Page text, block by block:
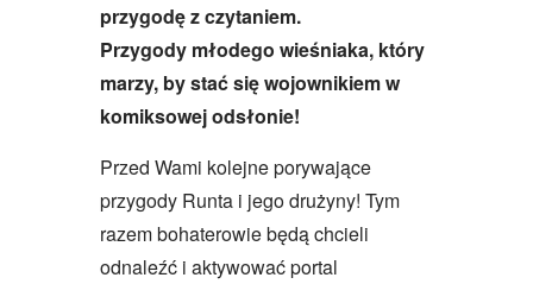
przygodę z czytaniem.
Przygody młodego wieśniaka, który
marzy, by stać się wojownikiem w
komiksowej odsłonie!
Przed Wami kolejne porywające
przygody Runta i jego drużyny! Tym
razem bohaterowie będą chcieli
odnaleźć i aktywować portal